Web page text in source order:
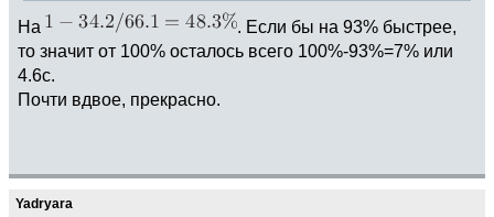
На
. Если бы на 93% быстрее,
то значит от 100% осталось всего 100%-93%=7% или
4.6с.
Почти вдвое, прекрасно.
Yadryara